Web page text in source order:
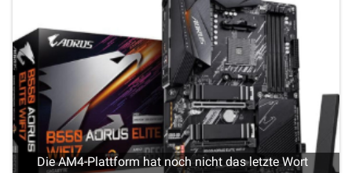
Die AM4-Plattform hat noch nicht das letzte Wort